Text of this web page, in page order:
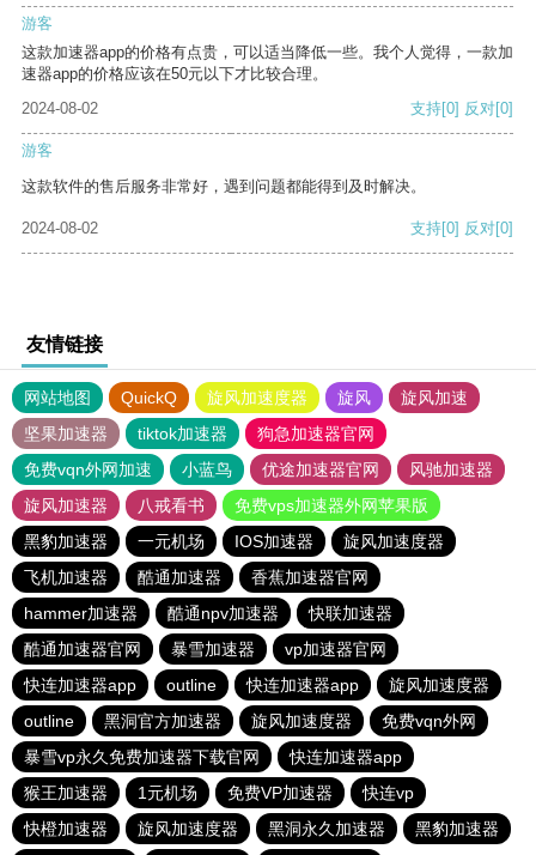
游客
这款加速器app的价格有点贵，可以适当降低一些。我个人觉得，一款加
速器app的价格应该在50元以下才比较合理。
2024-08-02
支持[0] 反对[0]
游客
这款软件的售后服务非常好，遇到问题都能得到及时解决。
2024-08-02 支持[0] 反对[0]
友情链接
网站地图 QuickQ 旋风加速度器 旋风
旋风加速
坚果加速器
tiktok加速器
狗急加速器官网
免费vqn外网加速
小蓝鸟 优途加速器官网
风驰加速器
旋风加速器
八戒看书
免费vps加速器外网苹果版
黑豹加速器
一元机场 IOS加速器
旋风加速度器
飞机加速器
酷通加速器
香蕉加速器官网
hammer加速器
酷通npv加速器
快联加速器
酷通加速器官网
暴雪加速器
vp加速器官网
快连加速器app
outline 快连加速器app
旋风加速度器
outline
黑洞官方加速器 旋风加速度器
免费vqn外网
暴雪vp永久免费加速器下载官网
快连加速器app
猴王加速器
1元机场 免费VP加速器
快连vp
快橙加速器
旋风加速度器 黑洞永久加速器 黑豹加速器